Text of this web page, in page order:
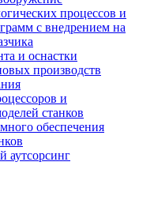
процессов и
с внедрением на
и оснастки
производств
и
станков
обеспечения
аутсорсинг